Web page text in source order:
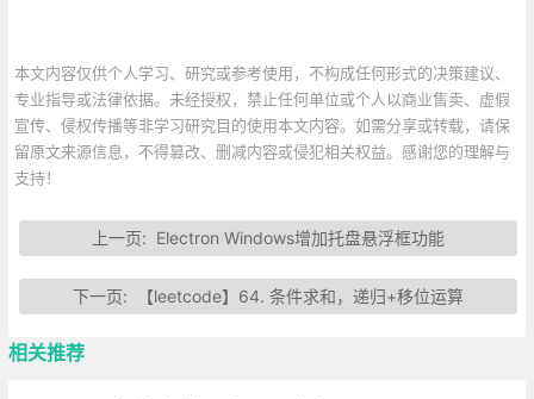
本文内容仅供个人学习、研究或参考使用，不构成任何形式的决策建议、
专业指导或法律依据。未经授权，禁止任何单位或个人以商业售卖、虚假
宣传、侵权传播等非学习研究目的使用本文内容。如需分享或转载，请保
留原文来源信息，不得篡改、删减内容或侵犯相关权益。感谢您的理解与
支持！
上一页: Electron Windows增加托盘悬浮框功能
下一页: 【leetcode】64. 条件求和，递归+移位运算
相关推荐